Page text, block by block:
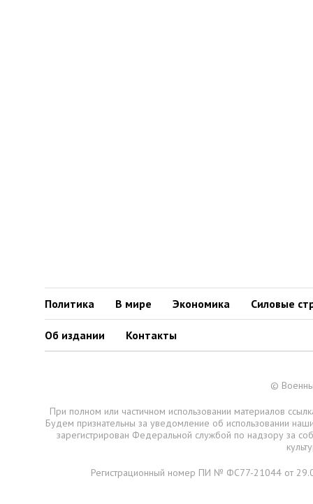
Политика В мире Экономика Силовые
Об издании Контакты
©
При полном или частичном использовании материалов
Будем признательны за уведомление об использовании
зарегистрирован Федеральной службой по надзору за
Регистрационный номер ПИ № ФС77-21044 от